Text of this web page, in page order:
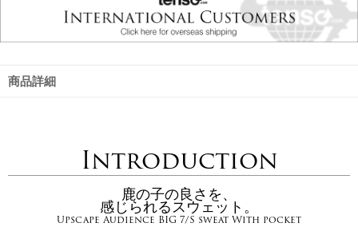
商品詳細
Introduction
鹿の子の良さを、
感じられるスウェット。
Upscape Audience BIG 7/S sweat With pocket